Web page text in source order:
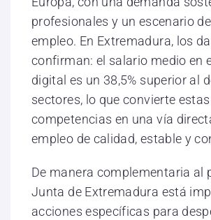
profesionales y un escenario
empleo. En Extremadura, los
confirman: el salario medio en
digital es un 38,5% superior al
sectores, lo que convierte estas
competencias en una vía
empleo de calidad, estable y
De manera complementaria al
Junta de Extremadura está
acciones específicas para